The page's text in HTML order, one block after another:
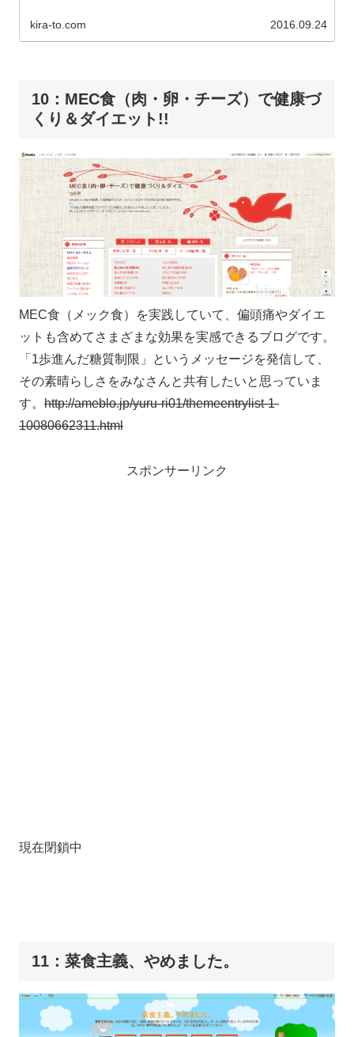
kira-to.com 2016.09.24
10：MEC食（肉・卵・チーズ）で健康づ
くり＆ダイエット!!
MEC食（メック食）を実践していて、偏頭痛やダイエ
ットも含めてさまざまな効果を実感できるブログです。
「1歩進んだ糖質制限」というメッセージを発信して、
その素晴らしさをみなさんと共有したいと思っていま
す。 http://ameblo.jp/yuru-ri01/themeentrylist-1-
10080662311.html
スポンサーリンク
現在閉鎖中
11：菜食主義、やめました。